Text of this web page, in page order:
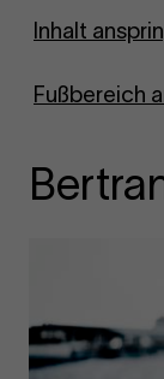
Inhalt
Fußbereich
Zur Startseite